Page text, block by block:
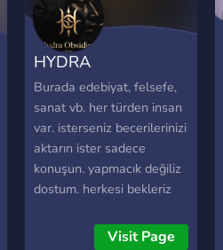
HYDRA
OBSİDİAN(TR)
#YETKİLİ ALIM
Burada edebiyat, felsefe,
sanat vb. her türden insan
var. isterseniz becerilerinizi
aktarın ister sadece
konuşun. yapmacık değiliz
dostum. herkesi bekleriz
Visit Page